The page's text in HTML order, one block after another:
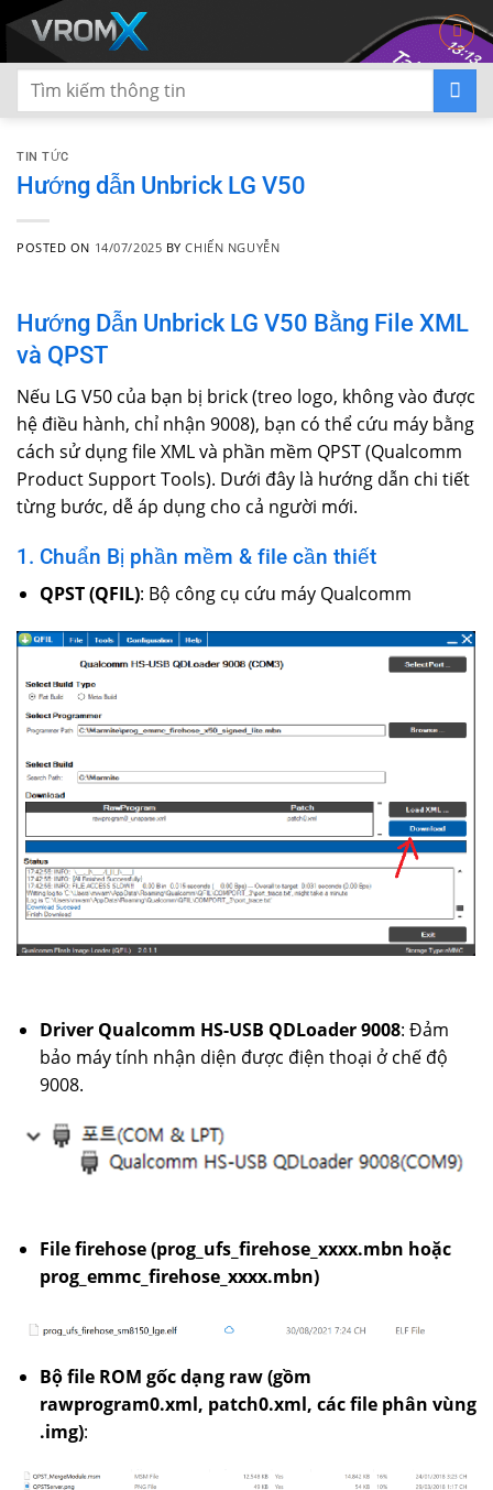
Skip
content
TIN TỨC
Hướng dẫn Unbrick LG V50
POSTED ON 14/07/2025 BYCHIẾN NGUYỄN
Hướng Dẫn Unbrick LG V50 Bằng File XML
và QPST
Nếu LG V50 của bạn bị brick (treo logo, không vào được
hệ điều hành, chỉ nhận 9008), bạn có thể cứu máy bằng
cách sử dụng file XML và phần mềm QPST (Qualcomm
Product Support Tools). Dưới đây là hướng dẫn chi tiết
từng bước, dễ áp dụng cho cả người mới.
1. Chuẩn Bị phần mềm & file cần thiết
QPST (QFIL): Bộ công cụ cứu máy Qualcomm
Driver Qualcomm HS-USB QDLoader 9008: Đảm
bảo máy tính nhận diện được điện thoại ở chế độ
9008.
File firehose (prog_ufs_firehose_xxxx.mbn hoặc
prog_emmc_firehose_xxxx.mbn)
Bộ file ROM gốc dạng raw (gồm
rawprogram0.xml, patch0.xml, các file phân vùng
.img):